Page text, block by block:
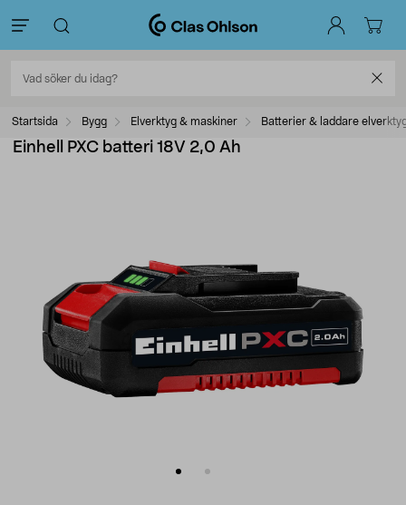
Startsida Bygg Elverktyg & maskiner Batterier & laddare
Einhell PXC batteri 18V 2,0 Ah